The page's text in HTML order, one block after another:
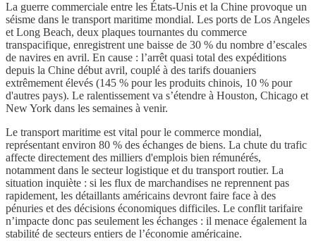
La guerre commerciale entre les États-Unis et la Chine provoque un
séisme dans le transport maritime mondial. Les ports de Los Angeles
et Long Beach, deux plaques tournantes du commerce
transpacifique, enregistrent une baisse de 30 % du nombre d’escales
de navires en avril. En cause : l’arrêt quasi total des expéditions
depuis la Chine début avril, couplé à des tarifs douaniers
extrêmement élevés (145 % pour les produits chinois, 10 % pour
d'autres pays). Le ralentissement va s’étendre à Houston, Chicago et
New York dans les semaines à venir.
Le transport maritime est vital pour le commerce mondial,
représentant environ 80 % des échanges de biens. La chute du trafic
affecte directement des milliers d'emplois bien rémunérés,
notamment dans le secteur logistique et du transport routier. La
situation inquiète : si les flux de marchandises ne reprennent pas
rapidement, les détaillants américains devront faire face à des
pénuries et des décisions économiques difficiles. Le conflit tarifaire
n’impacte donc pas seulement les échanges : il menace également la
stabilité de secteurs entiers de l’économie américaine.